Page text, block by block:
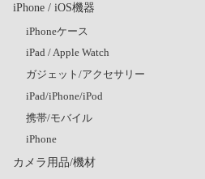
iPhone / iOS機器
iPhoneケース
iPad / Apple Watch
ガジェット/アクセサリー
iPad/iPhone/iPod
携帯/モバイル
iPhone
カメラ用品/機材